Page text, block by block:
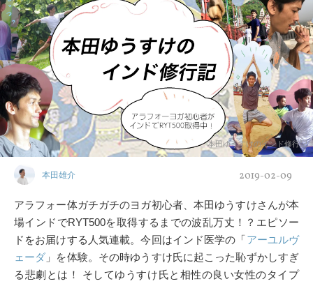
本田ゆうすけのインド修行記
本田雄介 2019-02-09
アラフォー体ガチガチのヨガ初心者、本田ゆうすけさんが本
場インドでRYT500を取得するまでの波乱万丈！？エピソー
ドをお届けする人気連載。今回はインド医学の「アーユルヴ
ェーダ 」を体験。その時ゆうすけ氏に起こった恥ずかしすぎ
る悲劇とは！ そしてゆうすけ氏と相性の良い女性のタイプ